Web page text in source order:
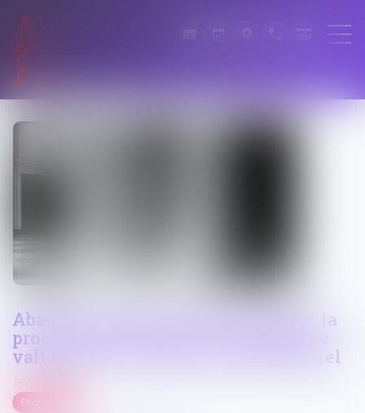
Abandon manifeste d’une parcelle : la
procédure d’expropriation simplifiée
validée par le Conseil constitutionnel
Droit public